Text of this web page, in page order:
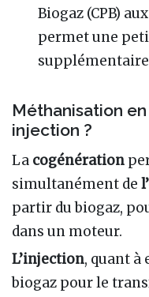
Biogaz (CPB)
permet une
supplémentaire
Méthanisation
injection ?
La cogénération
simultanément de
partir du biogaz,
dans un moteur.
L’injection, quant à
biogaz pour le